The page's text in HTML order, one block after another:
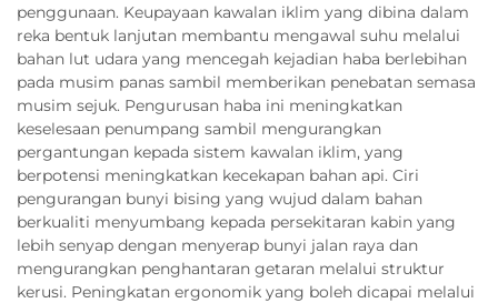
penggunaan. Keupayaan kawalan iklim yang dibina dalam
reka bentuk lanjutan membantu mengawal suhu melalui
bahan lut udara yang mencegah kejadian haba berlebihan
pada musim panas sambil memberikan penebatan semasa
musim sejuk. Pengurusan haba ini meningkatkan
keselesaan penumpang sambil mengurangkan
pergantungan kepada sistem kawalan iklim, yang
berpotensi meningkatkan kecekapan bahan api. Ciri
pengurangan bunyi bising yang wujud dalam bahan
berkualiti menyumbang kepada persekitaran kabin yang
lebih senyap dengan menyerap bunyi jalan raya dan
mengurangkan penghantaran getaran melalui struktur
kerusi. Peningkatan ergonomik yang boleh dicapai melalui